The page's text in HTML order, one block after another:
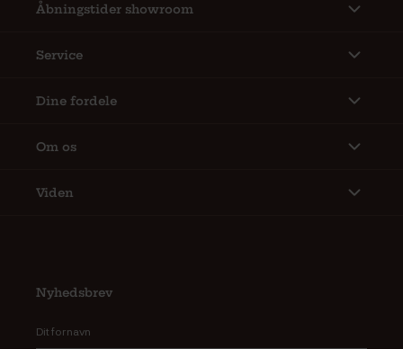
Åbningstider showroom
Service
Dine fordele
Om os
Viden
Nyhedsbrev